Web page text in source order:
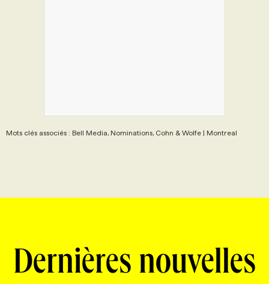
Mots clés associés : Bell Media, Nominations, Cohn & Wolfe | Montreal
Dernières nouvelles